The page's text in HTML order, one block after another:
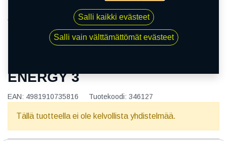
155/80R13 79T TOYO NANO ENERGY 3
ENERGY 3
EAN: 4981910735816 Tuotekoodi: 346127
Tällä tuotteella ei ole kelvollista yhdistelmää.
Salli kaikki evästeet
Salli vain välttämättömät evästeet